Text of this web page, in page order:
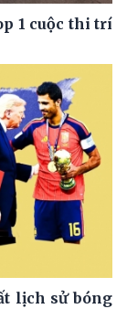
1 cuộc thi trí
lịch sử bóng